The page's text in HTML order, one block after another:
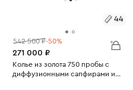
44
542 500 ₽-50%
271 000 ₽
Размеры:
Колье из золота 750 пробы с
диффузионными сапфирами и